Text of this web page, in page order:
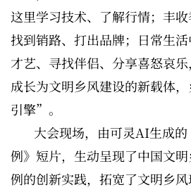
这里学习技术、了解行情；丰
找到销路、打出品牌；日常生
才艺、寻找伴侣、分享喜怒哀
成长为文明乡风建设的新载体
引擎”。
大会现场，由可灵AI生成
例》短片，生动呈现了中国文
例的创新实践，拓宽了文明乡风